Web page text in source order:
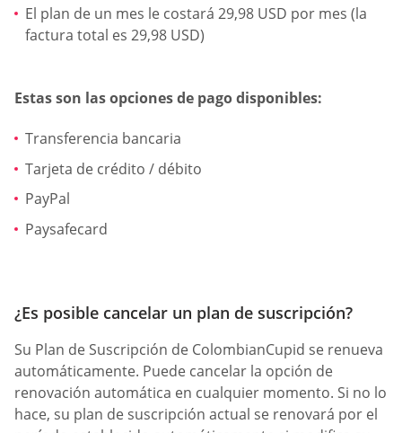
El plan de un mes le costará 29,98 USD por mes (la
factura total es 29,98 USD)
Estas son las opciones de pago disponibles:
Transferencia bancaria
Tarjeta de crédito / débito
PayPal
Paysafecard
¿Es posible cancelar un plan de suscripción?
Su Plan de Suscripción de ColombianCupid se renueva
automáticamente. Puede cancelar la opción de
renovación automática en cualquier momento. Si no lo
hace, su plan de suscripción actual se renovará por el